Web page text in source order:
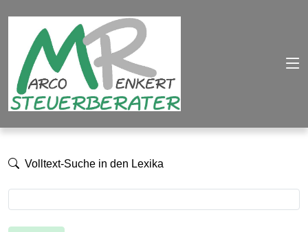
Volltext-Suche in den Lexika